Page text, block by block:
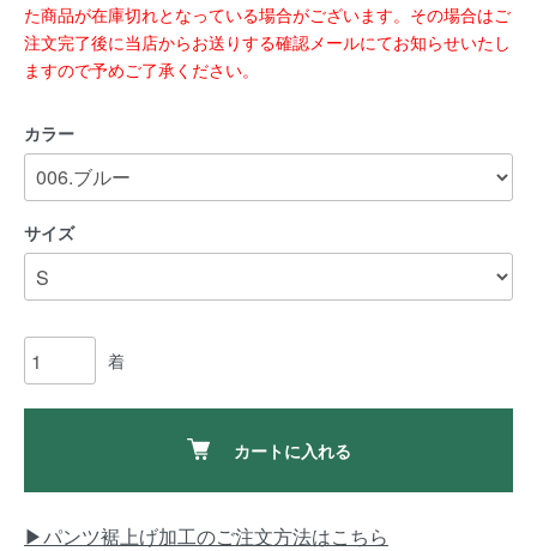
た商品が在庫切れとなっている場合がございます。その場合はご
注文完了後に当店からお送りする確認メールにてお知らせいたし
ますので予めご了承ください。
カラー
サイズ
着
カートに入れる
▶パンツ裾上げ加工のご注文方法はこちら